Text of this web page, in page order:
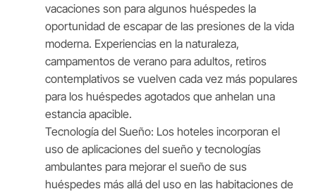
vacaciones son para algunos huéspedes la
oportunidad de escapar de las presiones de la vida
moderna. Experiencias en la naturaleza,
campamentos de verano para adultos, retiros
contemplativos se vuelven cada vez más populares
para los huéspedes agotados que anhelan una
estancia apacible.
Tecnología del Sueño: Los hoteles incorporan el
uso de aplicaciones del sueño y tecnologías
ambulantes para mejorar el sueño de sus
huéspedes más allá del uso en las habitaciones de